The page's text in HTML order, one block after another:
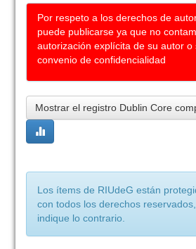
Por respeto a los derechos de
puede publicarse ya que no
autorización explícita de su autor o
convenio de confidencialidad
Mostrar el registro Dublin Core
Los ítems de RIUdeG están
con todos los derechos
indique lo contrario.